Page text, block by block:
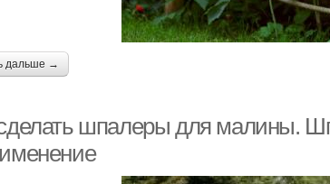
дальше →
шпалеры для малины.